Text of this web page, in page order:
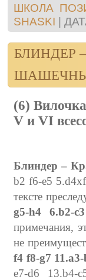
ШКОЛА
SHASKI |
БЛИНДЕР
(6)
V и VI
Блиндер –
b2 f6-e5
тексте
g5-h4 6.b2-
примечания,
не
f4 f8-g7
e7-d6